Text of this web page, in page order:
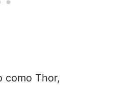
como Thor,